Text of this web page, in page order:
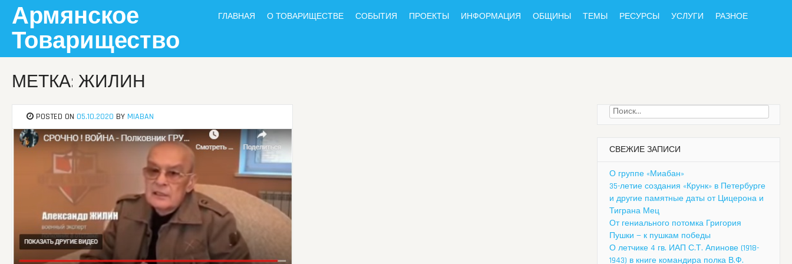
content
Армянское
Товарищество
ГЛАВНАЯ О ТОВАРИЩЕСТВЕ СОБЫТИЯ ПРОЕКТЫ ИНФОРМАЦИЯ ОБЩИНЫ ТЕМЫ РЕСУРСЫ УСЛУГИ РАЗНОЕ
МЕТКА: ЖИЛИН
POSTED ON 05.10.2020 BY MIABAN
Найти:
СВЕЖИЕ ЗАПИСИ
О группе «Миабан»
35-летие создания «Крунк» в Петербурге
и другие памятные даты от Цицерона и
Тиграна Мец
От гениального потомка Григория
Пушки — к пушкам победы
О летчике 4 гв. ИАП С.Т. Апинове (1918-
1943) в книге командира полка В.Ф.